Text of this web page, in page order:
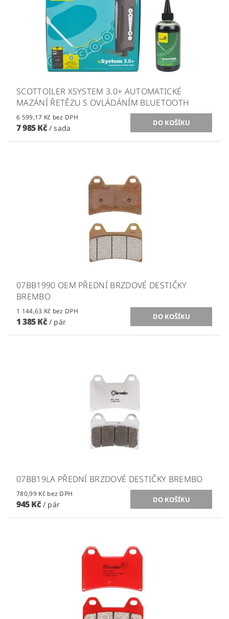
SCOTTOILER XSYSTEM 3.0+ AUTOMATICKÉ
MAZÁNÍ ŘETĚZU S OVLÁDÁNÍM BLUETOOTH
6 599,17 Kč bez DPH
7 985 Kč / sada
07BB1990 OEM PŘEDNÍ BRZDOVÉ DESTIČKY
BREMBO
1 144,63 Kč bez DPH
1 385 Kč / pár
07BB19LA PŘEDNÍ BRZDOVÉ DESTIČKY BREMBO
780,99 Kč bez DPH
945 Kč / pár